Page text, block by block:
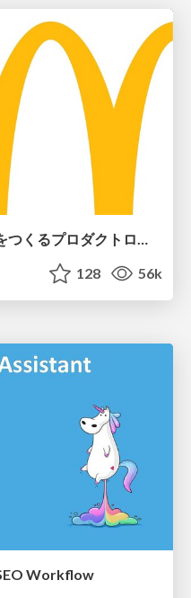
ピンチをチャンスに：未来をつくるプロダクトロードマップ #pmconf2020
128 56k
Workflow